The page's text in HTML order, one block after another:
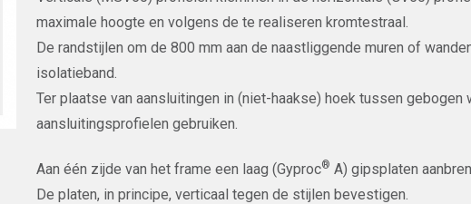
maximale hoogte en volgens de te realiseren kromtestraal.
De randstijlen om de 800 mm aan de naastliggende muren of
isolatieband.
Ter plaatse van aansluitingen in (niet-haakse) hoek tussen
aansluitingsprofielen gebruiken.
Aan één zijde van het frame een laag (Gyproc® A) gipsplaten
De platen, in principe, verticaal tegen de stijlen bevestigen.